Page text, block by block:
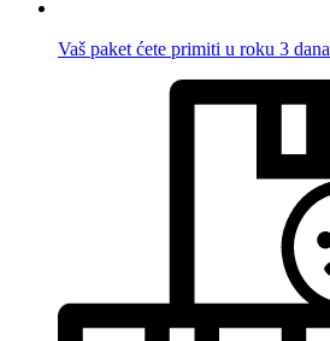
Vaš paket ćete primiti u roku 3 dana